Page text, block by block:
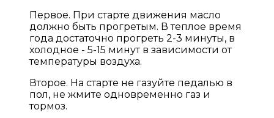
Первое. При старте движения масло
должно быть прогретым. В теплое время
года достаточно прогреть 2-3 минуты, в
холодное - 5-15 минут в зависимости от
температуры воздуха.
Второе. На старте не газуйте педалью в
пол, не жмите одновременно газ и
тормоз.